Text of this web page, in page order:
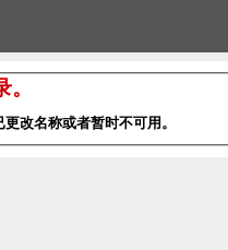
改名称或者暂时不可用。